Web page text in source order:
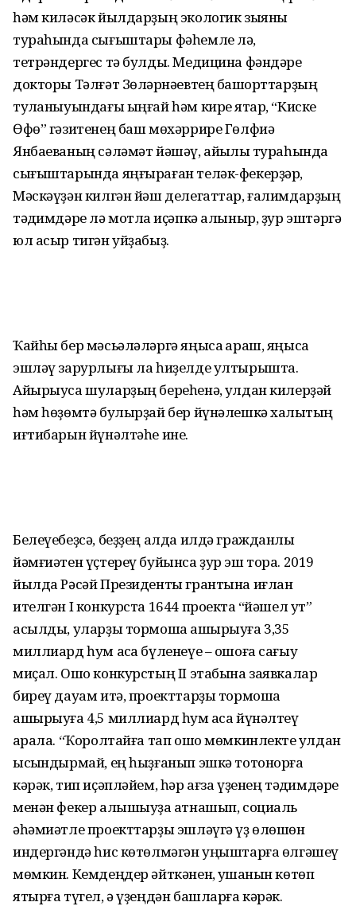
һәм киләсәк йылдарҙың экологик зыяны
тураһында сығыштары фәһемле лә,
тетрәндергес тә булды. Медицина фәндәре
докторы Тәлғәт Зөлҡәрнәевтең башҡорттарҙың
туҡланыуындағы ыңғай һәм кире яҡтар, “Киске
Өфө” гәзитенең баш мөхәррире Гөлфиә
Янбаеваның сәләмәт йәшәү, айыҡлыҡ тураһында
сығыштарында яңғыраған теләк-фекерҙәр,
Мәскәүҙән килгән йәш делегаттар, ғалимдарҙың
тәҡдимдәре лә мотлаҡ иҫәпкә алыныр, ҙур эштәргә
юл асыр тигән уйҙабыҙ.
Ҡайһы бер мәсьәләләргә яңыса ҡараш, яңыса
эшләү зарурлығы ла һиҙелде ултырышта.
Айырыуса шуларҙың береһенә, ҡулдан килерҙәй
һәм һөҙөмтә булырҙай бер йүнәлешкә халыҡтың
иғтибарын йүнәлтәһе ине.
Белеүебеҙсә, беҙҙең алда илдә гражданлыҡ
йәмғиәтен үҫтереү буйынса ҙур эш тора. 2019
йылда Рәсәй Президенты грантына иғлан
ителгән I конкурста 1644 проектҡа “йәшел ут”
асылды, уларҙы тормошҡа ашырыуға 3,35
миллиард һум аҡса бүленеүе – ошоға сағыу
миҫал. Ошо конкурстың II этабына заявкалар
биреү дауам итә, проекттарҙы тормошҡа
ашырыуға 4,5 миллиард һум аҡса йүнәлтеү
ҡарала. “Ҡоролтайға тап ошо мөмкинлекте ҡулдан
ысҡындырмай, ең һыҙғанып эшкә тотонорға
кәрәк, тип иҫәпләйем, һәр ағза үҙенең тәҡдимдәре
менән фекер алышыуҙа ҡатнашып, социаль
әһәмиәтле проекттарҙы эшләүгә үҙ өлөшөн
индергәндә һис көтөлмәгән уңыштарға өлгәшеү
мөмкин. Кемдеңдер әйткәнен, ҡушҡанын көтөп
ятырға түгел, ә үҙеңдән башларға кәрәк.